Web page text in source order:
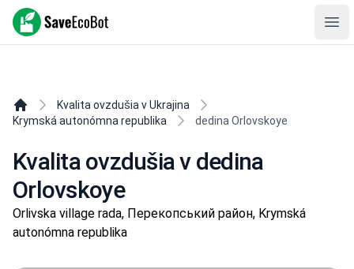
SaveEcoBot
Kvalita ovzdušia v Ukrajina
Krymská autonómna republika
dedina Orlovskoye
Kvalita ovzdušia v dedina
Orlovskoye
Orlivska village rada, Перекопський район, Krymská
autonómna republika